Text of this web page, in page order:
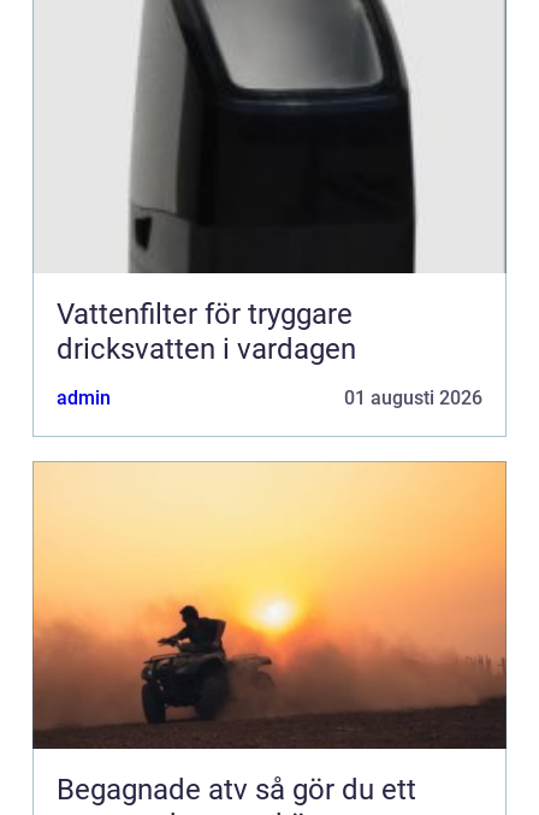
Vattenfilter för tryggare
dricksvatten i vardagen
admin 01 augusti 2026
Begagnade atv så gör du ett